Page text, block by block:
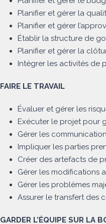
Planifier et gérer la
Planifier et gérer
Établir la structure de
Planifier et gérer la
Intégrer les activités de
FAIRE LE TRAVAIL
Évaluer et gérer les
Exécuter le projet pour
Gérer les
Impliquer les parties
Créer des artefacts de
Gérer les modifications
Gérer les problèmes
Assurer le transfert des
GARDER L’ÉQUIPE SUR LA